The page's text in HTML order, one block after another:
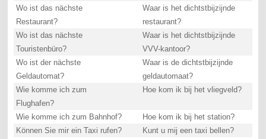
Wo ist das nächste
Restaurant?
Waar is het dichtstbijzijnde
restaurant?
Wo ist das nächste
Touristenbüro?
Waar is het dichtstbijzijnde
VVV-kantoor?
Wo ist der nächste
Geldautomat?
Waar is de dichtstbijzijnde
geldautomaat?
Wie komme ich zum
Flughafen?
Hoe kom ik bij het vliegveld?
Wie komme ich zum Bahnhof?
Hoe kom ik bij het station?
Können Sie mir ein Taxi rufen?
Kunt u mij een taxi bellen?